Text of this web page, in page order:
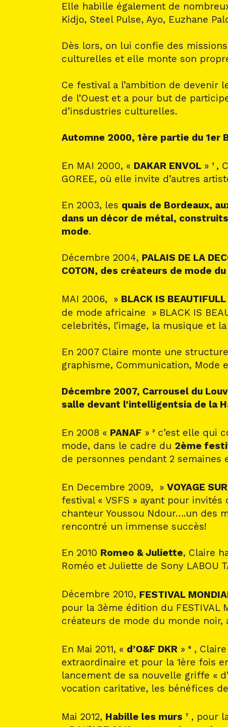
Elle habille également de
Kidjo, Steel Pulse, Ayo, Euzhane
Dès lors, on lui confie des
culturelles et elle monte son propre
Ce festival a l’ambition de devenir
de l’Ouest et a pour but de
d’insdustries culturelles.
Automne 2000, 1ère partie du 1er
En MAI 2000, « DAKAR ENVOL » 1 ,
GOREE, où elle invite d’autres
En 2003, les quais de Bordeaux,
dans un décor de métal,
mode.
Décembre 2004, PALAIS DE LA
COTON, des créateurs de mode
MAI 2006, » BLACK IS BEAUTIFULL
de mode africaine » BLACK IS
celebrités, l’image, la musique et
En 2007 Claire monte une
graphisme, Communication, Mode
Décembre 2007, Carrousel du
salle devant l’intelligentsia de la
En 2008 « PANAF » 3
c’est elle qui
mode, dans le cadre du 2ème
de personnes pendant 2
En Decembre 2009, » VOYAGE
festival « VSFS » ayant pour
chanteur Youssou Ndour….un des
rencontré un immense succès!
En 2010 Romeo & Juliette, Claire
Roméo et Juliette de Sony LABOU
Décembre 2010, FESTIVAL
pour la 3ème édition du FESTIVAL
créateurs de mode du monde
En Mai 2011, « d’O&F DKR » 6
,
extraordinaire et pour la 1ère fois
lancement de sa nouvelle griffe «
vocation caritative, les bénéfices
Mai 2012, Habille les murs 7
, pour